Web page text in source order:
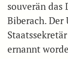
souverän
Biberach.
ernannt